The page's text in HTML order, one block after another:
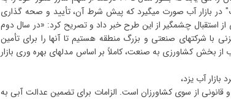
در بازار آب صورت میگیرد که پیش شرط آن، تأیید و صحه گذاری
چشمگیر از این طرح خبر داد و تصریح کرد: «در سال دوم
حال حاضر در حال رایزنی با شرکتهای صنعتی و بزرگ منطقه هستیم تا آنها را برای تأمین
بخش کشاورزی به صنعت، کاملاً بر اساس مدلهای بهره وری بازار
آب یزد،
از سوی کشاورزان است. الزامات برای تضمین عدالت آبی به